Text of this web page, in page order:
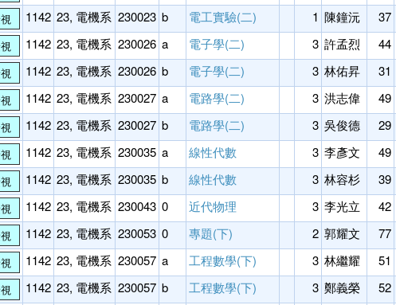
1142 23, 電機系 230023 b 電工實驗(二) 1 陳鐘沅 37
1142 23, 電機系 230026 a 電子學(二) 3 許孟烈 44
1142 23, 電機系 230026 b 電子學(二) 3 林佑昇 31
1142 23, 電機系 230027 a 電路學(二) 3 洪志偉 49
1142 23, 電機系 230027 b 電路學(二) 3 吳俊德 29
1142 23, 電機系 230035 a 線性代數 3 李彥文 49
1142 23, 電機系 230035 b 線性代數 3 林容杉 39
1142 23, 電機系 230043 0 近代物理 3 李光立 42
1142 23, 電機系 230053 0 專題(下) 2 郭耀文 77
1142 23, 電機系 230057 a 工程數學(下) 3 林繼耀 51
1142 23, 電機系 230057 b 工程數學(下) 3 鄭義榮 52